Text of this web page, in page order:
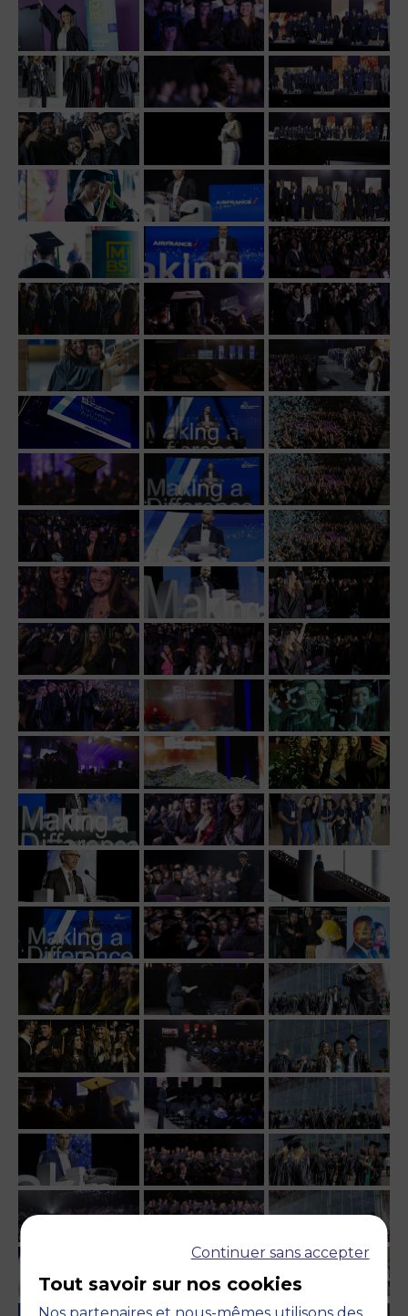
Continuer sans accepter
Tout savoir sur nos cookies